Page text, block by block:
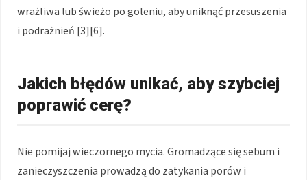
wrażliwa lub świeżo po goleniu, aby uniknąć przesuszenia
i podrażnień [3][6].
Jakich błędów unikać, aby szybciej
poprawić cerę?
Nie pomijaj wieczornego mycia. Gromadzące się sebum i
zanieczyszczenia prowadzą do zatykania porów i